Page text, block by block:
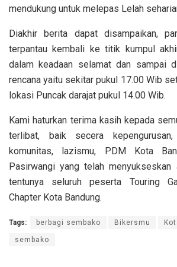
mendukung untuk melepas Lelah
Diakhir berita dapat disampaikan,
terpantau kembali ke titik kumpul
dalam keadaan selamat dan sampai
rencana yaitu sekitar pukul 17.00 Wib
lokasi Puncak darajat pukul 14.00 Wib.
Kami haturkan terima kasih kepada
terlibat, baik secera
komunitas, lazismu, PDM Kota
Pasirwangi yang telah
tentunya seluruh peserta Touring
Chapter Kota Bandung.
Tags: berbagi sembako Bikersmu
sembako